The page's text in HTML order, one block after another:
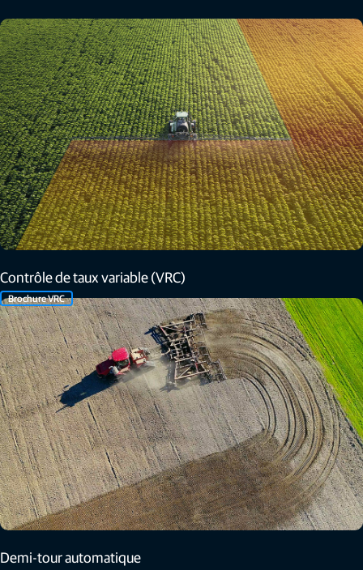
Contrôle de taux variable (VRC)
Brochure VRC
Demi-tour automatique